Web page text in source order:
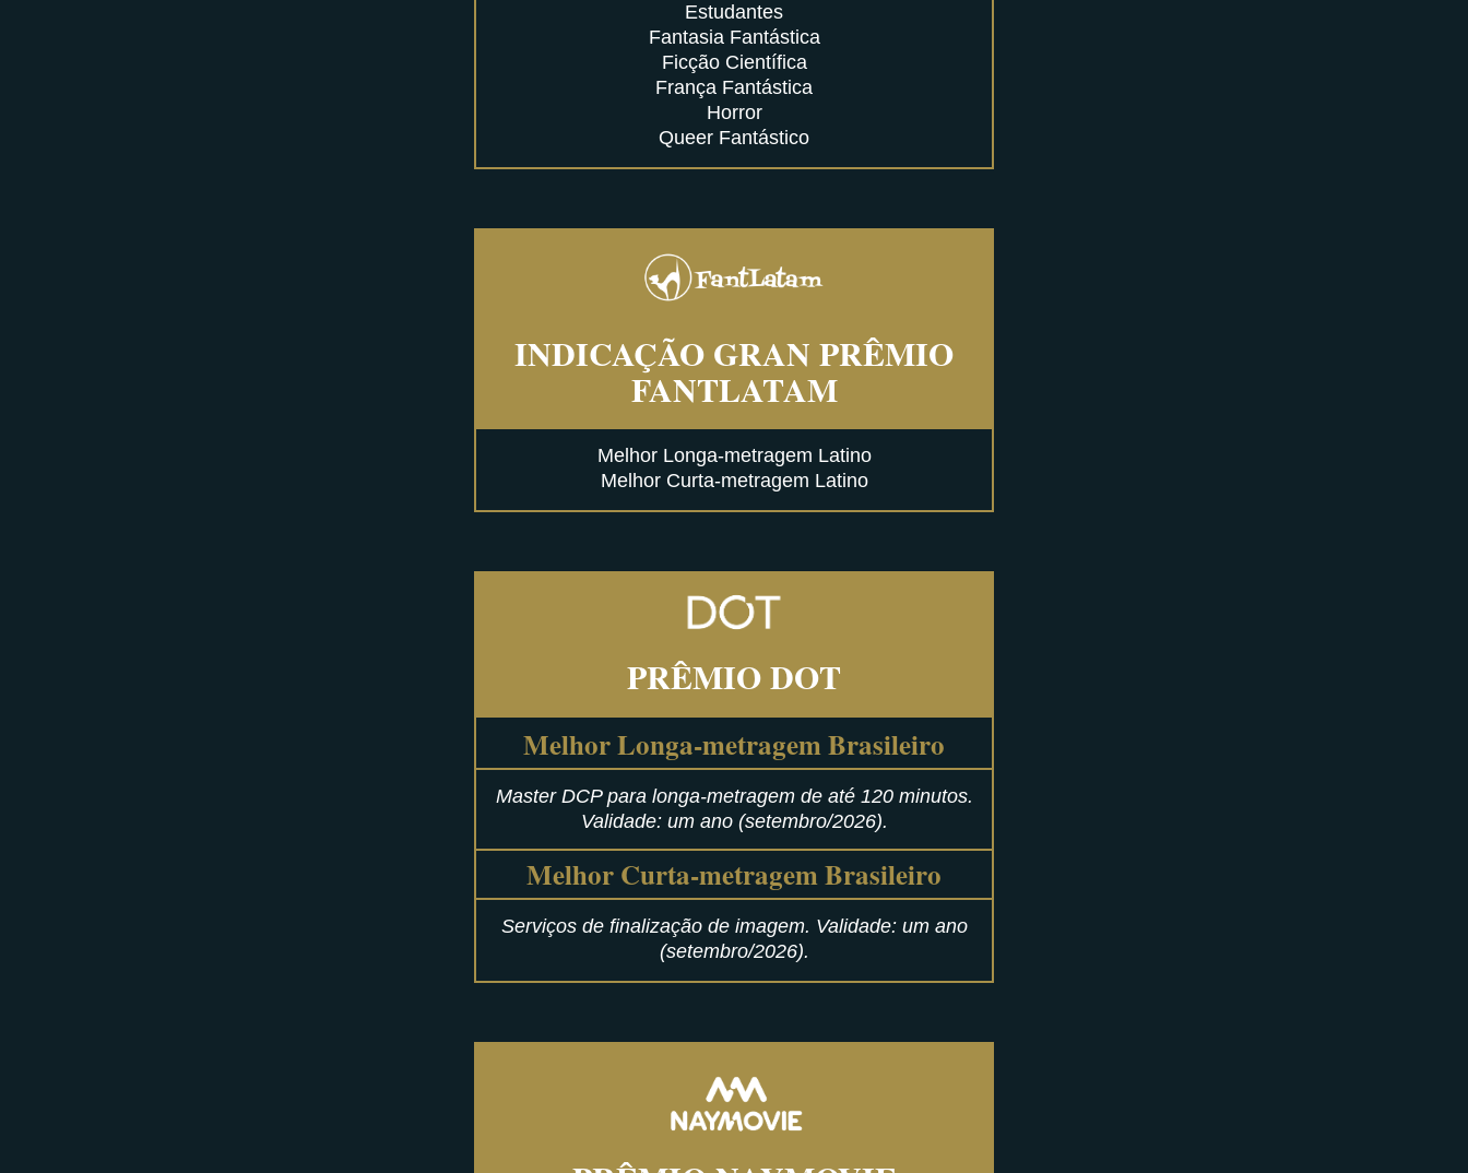
Estudantes
Fantasia Fantástica
Ficção Científica
França Fantástica
Horror
Queer Fantástico
INDICAÇÃO GRAN PRÊMIO
FANTLATAM
Melhor Longa-metragem Latino
Melhor Curta-metragem Latino
PRÊMIO DOT
Melhor Longa-metragem Brasileiro
Master DCP para longa-metragem de até 120 minutos.
Validade: um ano (setembro/2026).
Melhor Curta-metragem Brasileiro
Serviços de finalização de imagem. Validade: um ano
(setembro/2026).